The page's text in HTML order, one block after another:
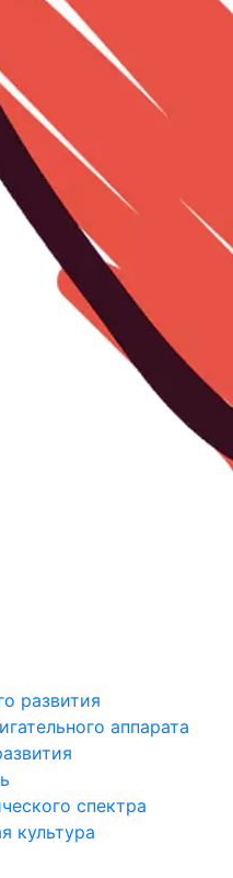
развития
аппарата
спектра
культура